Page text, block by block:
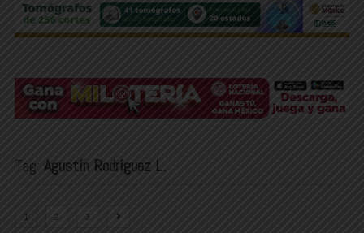
Tag: Agustín Rodríguez L.
1 2 3